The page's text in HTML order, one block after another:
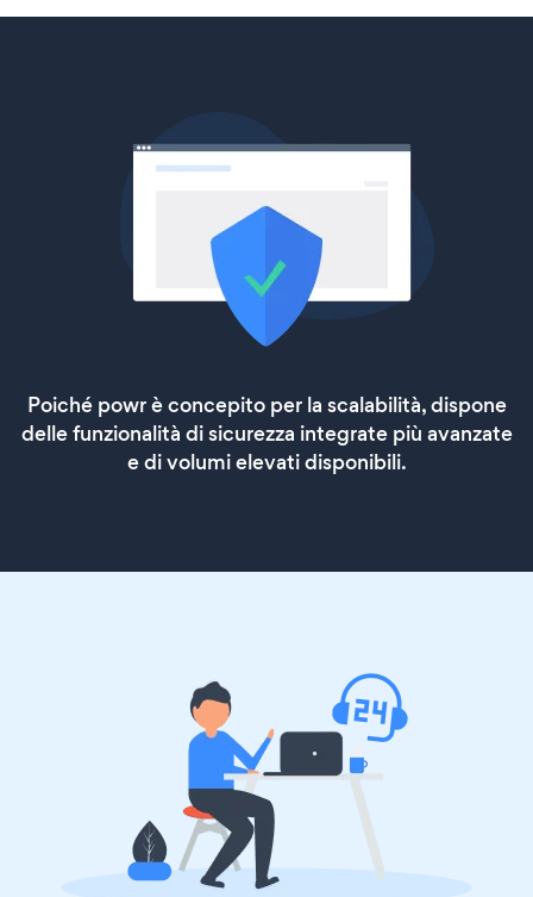
Poiché powr è concepito per la scalabilità, dispone
delle funzionalità di sicurezza integrate più avanzate
e di volumi elevati disponibili.